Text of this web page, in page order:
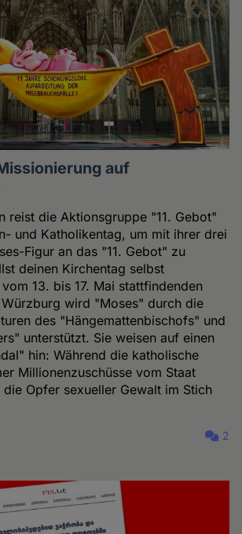
auf
reist die Aktionsgruppe "11. Gebot"
und Katholikentag, um mit ihrer drei
Figur an das "11. Gebot" zu
deinen Kirchentag selbst
13. bis 17. Mai stattfindenden
wird "Moses" durch die
des "Hängemattenbischofs" und
unterstützt. Sie weisen auf einen
hin: Während die katholische
Millionenzuschüsse vom Staat
Opfer sexueller Gewalt im Stich
2